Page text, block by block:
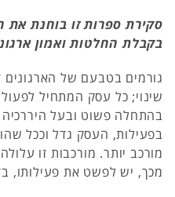
סקירת ספרות זו בוחנת את
בקבלת החלטות ואמון
גורמים בטבעם של
שינוי; כל עסק המתחיל
בהתחלה פשוט ובעל
בפעילות, העסק גדל וככל
מורכב יותר. מורכבות זו
מכך, יש לפשט את פעילותו,